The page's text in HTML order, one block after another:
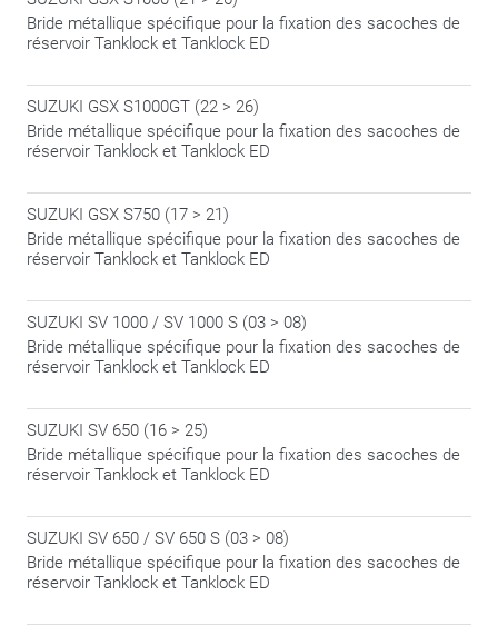
Bride métallique spécifique pour la fixation des sacoches de
réservoir Tanklock et Tanklock ED
SUZUKI GSX S1000GT (22 > 26)
Bride métallique spécifique pour la fixation des sacoches de
réservoir Tanklock et Tanklock ED
SUZUKI GSX S750 (17 > 21)
Bride métallique spécifique pour la fixation des sacoches de
réservoir Tanklock et Tanklock ED
SUZUKI SV 1000 / SV 1000 S (03 > 08)
Bride métallique spécifique pour la fixation des sacoches de
réservoir Tanklock et Tanklock ED
SUZUKI SV 650 (16 > 25)
Bride métallique spécifique pour la fixation des sacoches de
réservoir Tanklock et Tanklock ED
SUZUKI SV 650 / SV 650 S (03 > 08)
Bride métallique spécifique pour la fixation des sacoches de
réservoir Tanklock et Tanklock ED